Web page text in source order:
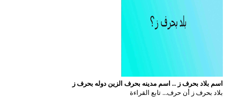
اسم بلاد بحرف ز .. اسم مدينه بحرف الزين دوله بحرف ز
بلاد بحرف ز أن حرف... تابع القراءة